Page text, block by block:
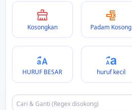
Kosongkan Padam Kosong
HURUF BESAR huruf kecil